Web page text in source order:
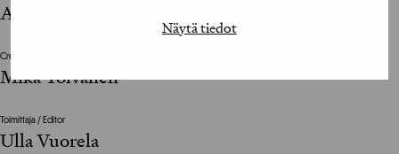
Näytä tiedot
Anna-Leena Lappalainen
Creative Director
Mika Tolvanen
Toimittaja / Editor
Ulla Vuorela